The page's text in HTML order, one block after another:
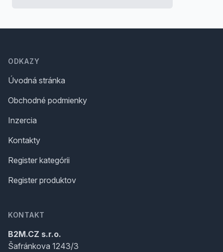
ODKAZY
Úvodná stránka
Obchodné podmienky
Inzercia
Kontakty
Register kategórii
Register produktov
KONTAKT
B2M.CZ s.r.o.
Šafránkova 1243/3